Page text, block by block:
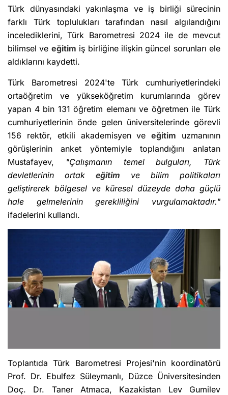
Türk dünyasındaki yakınlaşma ve iş birliği sürecinin
farklı Türk toplulukları tarafından nasıl algılandığını
incelediklerini, Türk Barometresi 2024 ile de mevcut
bilimsel ve eğitim iş birliğine ilişkin güncel sorunları ele
aldıklarını kaydetti.
Türk Barometresi 2024'te Türk cumhuriyetlerindeki
ortaöğretim ve yükseköğretim kurumlarında görev
yapan 4 bin 131 öğretim elemanı ve öğretmen ile Türk
cumhuriyetlerinin önde gelen üniversitelerinde görevli
156 rektör, etkili akademisyen veeğitim uzmanının
görüşlerinin anket yöntemiyle toplandığını anlatan
Mustafayev,
"Çalışmanın temel bulguları, Türk
devletlerinin ortak eğitim ve bilim politikaları
geliştirerek bölgesel ve küresel düzeyde daha güçlü
hale gelmelerinin gerekliliğini vurgulamaktadır."
ifadelerini kullandı.
Toplantıda Türk Barometresi Projesi'nin koordinatörü
Prof. Dr. Ebulfez Süleymanlı, Düzce Üniversitesinden
Doç. Dr. Taner Atmaca, Kazakistan Lev Gumilev